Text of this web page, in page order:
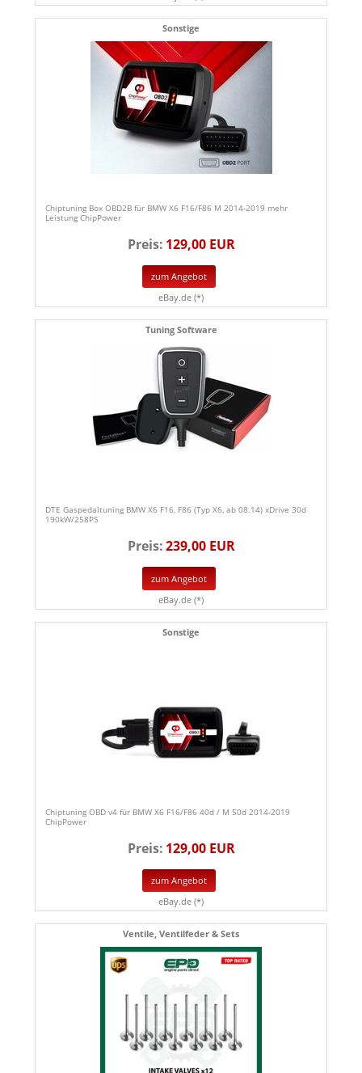
Sonstige
Chiptuning Box OBD2B für BMW X6 F16/F86 M 2014-2019 mehr
Leistung ChipPower
Preis: 129,00 EUR
zum Angebot
eBay.de (*)
Tuning Software
DTE Gaspedaltuning BMW X6 F16, F86 (Typ X6, ab 08.14) xDrive 30d
190kW/258PS
Preis:239,00 EUR
zum Angebot
eBay.de (*)
Sonstige
Chiptuning OBD v4 für BMW X6 F16/F86 40d / M 50d 2014-2019
ChipPower
Preis: 129,00 EUR
zum Angebot
eBay.de (*)
Ventile, Ventilfeder & Sets